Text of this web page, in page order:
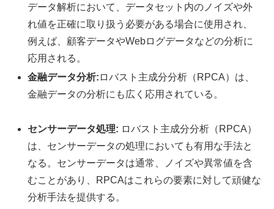
データ解析において、データセット内のノイズや外
れ値を正確に取り扱う必要がある場合に使用され、
例えば、顧客データやWebログデータなどの分析に
応用される。
金融データ分析: ロバスト主成分分析（RPCA）は、
金融データの分析にも広く応用されている。
センサーデータ処理: ロバスト主成分分析（RPCA）
は、センサーデータの処理においても有用な手法と
なる。センサーデータは通常、ノイズや異常値を含
むことがあり、RPCAはこれらの要素に対して頑健な
分析手法を提供する。